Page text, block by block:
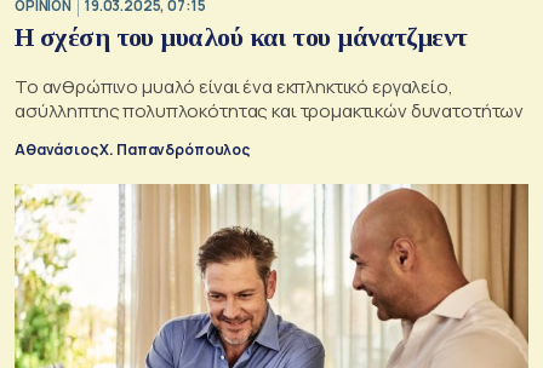
OPINION 19.03.2025, 07:15
Η σχέση του μυαλού και του μάνατζμεντ
Το ανθρώπινο μυαλό είναι ένα εκπληκτικό εργαλείο,
ασύλληπτης πολυπλοκότητας και τρομακτικών δυνατοτήτων
Αθανάσιος Χ. Παπανδρόπουλος